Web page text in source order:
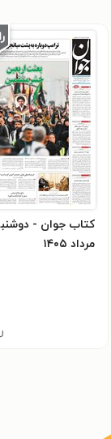
مرداد ۱۴۰۵